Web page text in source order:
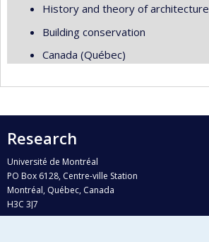
History and theory of architecture
Building conservation
Canada (Québec)
Research
Université de Montréal
PO Box 6128, Centre-ville Station
Montréal, Québec, Canada
H3C 3J7